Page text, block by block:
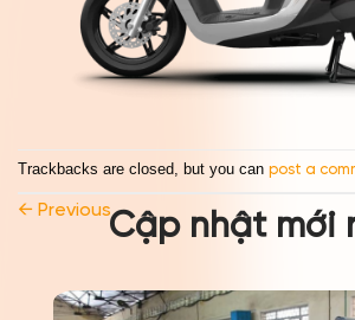
Trackbacks are closed, but you can post a
← PreviousCập nhật mới